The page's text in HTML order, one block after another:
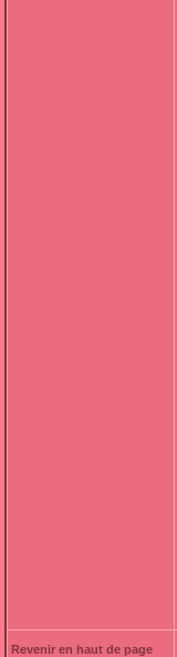
Revenir en haut de page